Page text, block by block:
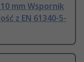
mm Wspornik
z EN 61340-5-